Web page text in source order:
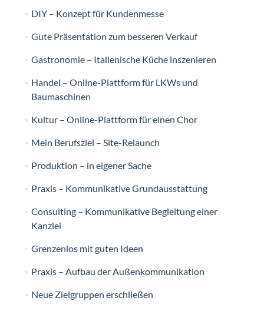
DIY – Konzept für Kundenmesse
Gute Präsentation zum besseren Verkauf
Gastronomie – Italienische Küche inszenieren
Handel – Online-Plattform für LKWs und
Baumaschinen
Kultur – Online-Plattform für einen Chor
Mein Berufsziel – Site-Relaunch
Produktion – in eigener Sache
Praxis – Kommunikative Grundausstattung
Consulting – Kommunikative Begleitung einer
Kanzlei
Grenzenlos mit guten Ideen
Praxis – Aufbau der Außenkommunikation
Neue Zielgruppen erschließen